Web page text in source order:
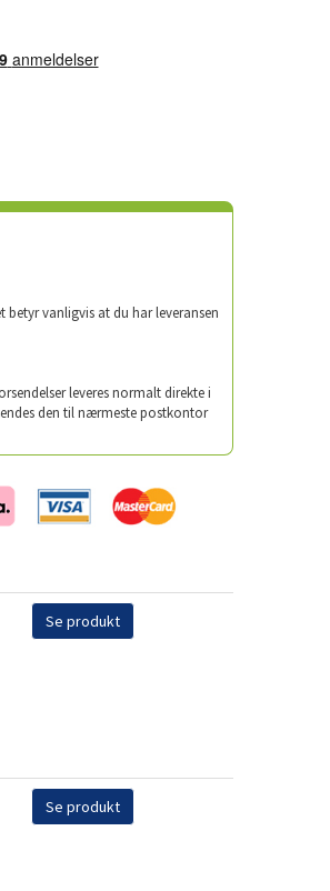
betyr vanligvis at du har leveransen
leveres normalt direkte i
den til nærmeste postkontor
Se produkt
Se produkt